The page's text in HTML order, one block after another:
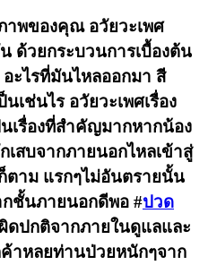
าพของคุณ อวัยวะเพศ
ด้วยกระบวนการเบื้องต้น
อะไรที่มันไหลออกมา สี
เช่นไร อวัยวะเพศเรื่อง
เรื่องที่สำคัญมากหากน้อง
เสบจากภายนอกไหลเข้าสู่
ตาม แรกๆไม่อันตรายนั้น
ชั้นภายนอกดีพอ #ปวด
ดปกติจากภายในดูแลและ
ค้าหลยท่านป่วยหนักๆจาก